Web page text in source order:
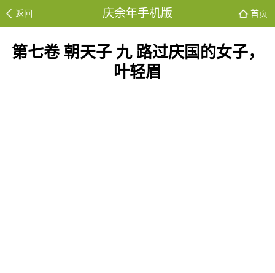
返回 庆余年手机版 首页
第七卷 朝天子 九 路过庆国的女子，
叶轻眉